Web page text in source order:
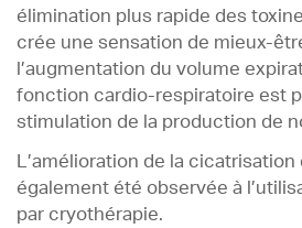
élimination plus rapide des
crée une sensation de mieux-
l’augmentation du volume
fonction cardio-respiratoire est
stimulation de la production de
L’amélioration de la
également été observée à
par cryothérapie.